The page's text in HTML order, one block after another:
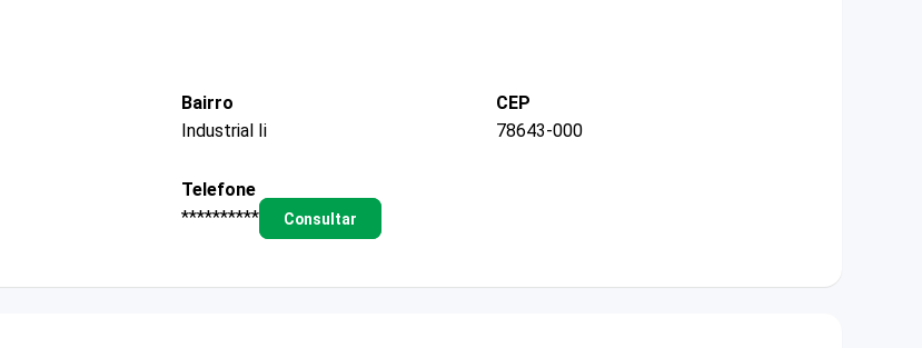
Bairro
Industrial Ii
CEP
78643-000
Telefone
**********
Consultar